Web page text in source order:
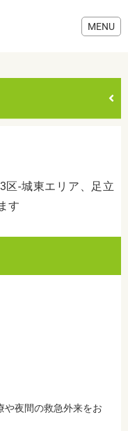
医者・病院 おでかけ
区-城東エリア、足立
す
や夜間の救急外来をお